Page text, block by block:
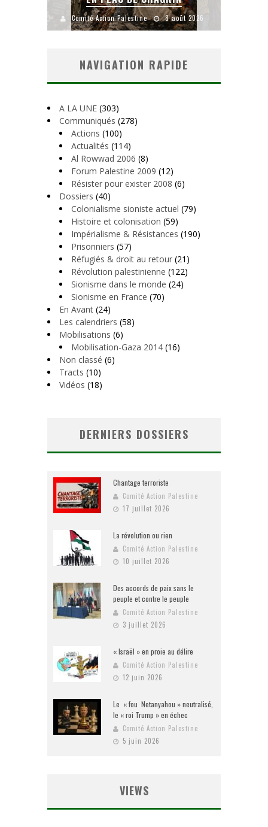
Comité Action Palestine 8 août 2026
NAVIGATION RAPIDE
A LA UNE (303)
Communiqués (278)
Actions (100)
Actualités (114)
Al Rowwad 2006 (8)
Forum Palestine 2009 (12)
Résister pour exister 2008 (6)
Dossiers (40)
Colonialisme sioniste actuel (79)
Histoire et colonisation (59)
Impérialisme & Résistances (190)
Prisonniers (57)
Réfugiés & droit au retour (21)
Révolution palestinienne (122)
Sionisme dans le monde (24)
Sionisme en France (70)
En Avant (24)
Les calendriers (58)
Mobilisations (6)
Mobilisation-Gaza 2014 (16)
Non classé (6)
Tracts (10)
Vidéos (18)
DERNIERS DOSSIERS
Chantage terroriste
Comité Action Palestine
17 juillet 2026
La révolution ou rien
Comité Action Palestine
10 juillet 2026
Des accords de paix sans le
peuple et contre le peuple
Comité Action Palestine
3 juillet 2026
« Israël » en proie au délire
Comité Action Palestine
12 juin 2026
Le « fou Netanyahou » neutralisé,
le « roi Trump » en échec
Comité Action Palestine
5 juin 2026
VIEWS